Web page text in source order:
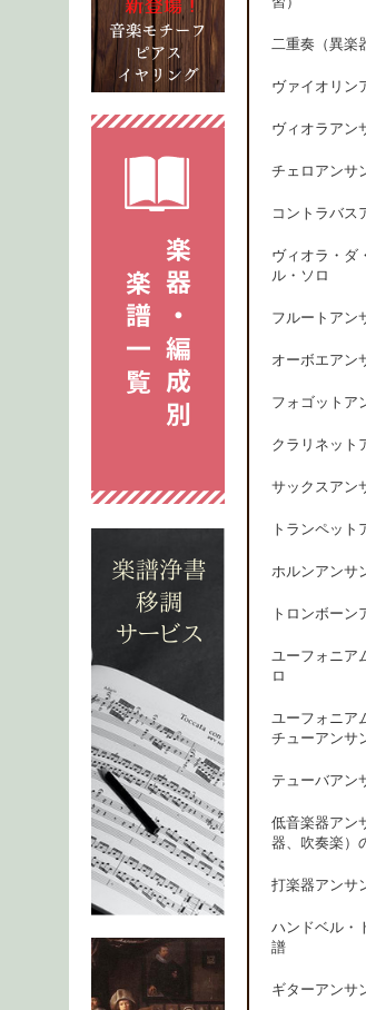
二重奏（異楽
ヴァイオリン
ヴィオラアン
チェロアンサ
コントラバス
ヴィオラ・ダ
ル・ソロ
フルートアン
オーボエアン
フォゴットア
クラリネット
サックスアン
トランペット
ホルンアンサ
トロンボーン
ユーフォニア
ロ
ユーフォニア
チューアンサ
テューバアン
低音楽器アン
器、吹奏楽）
打楽器アンサ
ハンドベル・
譜
ギターアンサ